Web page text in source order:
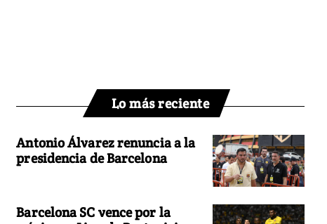
Lo más reciente
Antonio Álvarez renuncia a la
presidencia de Barcelona
Barcelona SC vence por la